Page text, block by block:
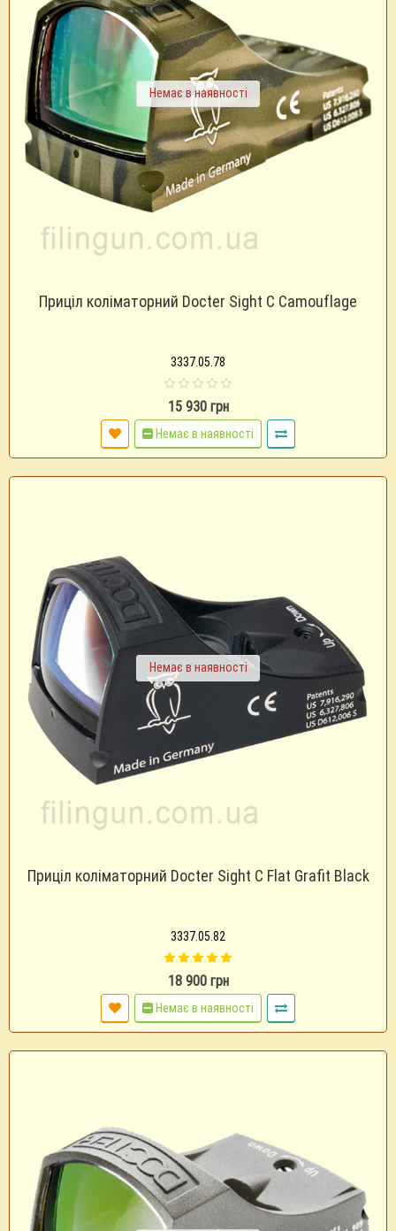
Немає в наявності
Приціл коліматорний Docter Sight C Camouflage
3337.05.78
15 930 грн
Немає в наявності
Немає в наявності
Приціл коліматорний Docter Sight C Flat Grafit Black
3337.05.82
18 900 грн
Немає в наявності